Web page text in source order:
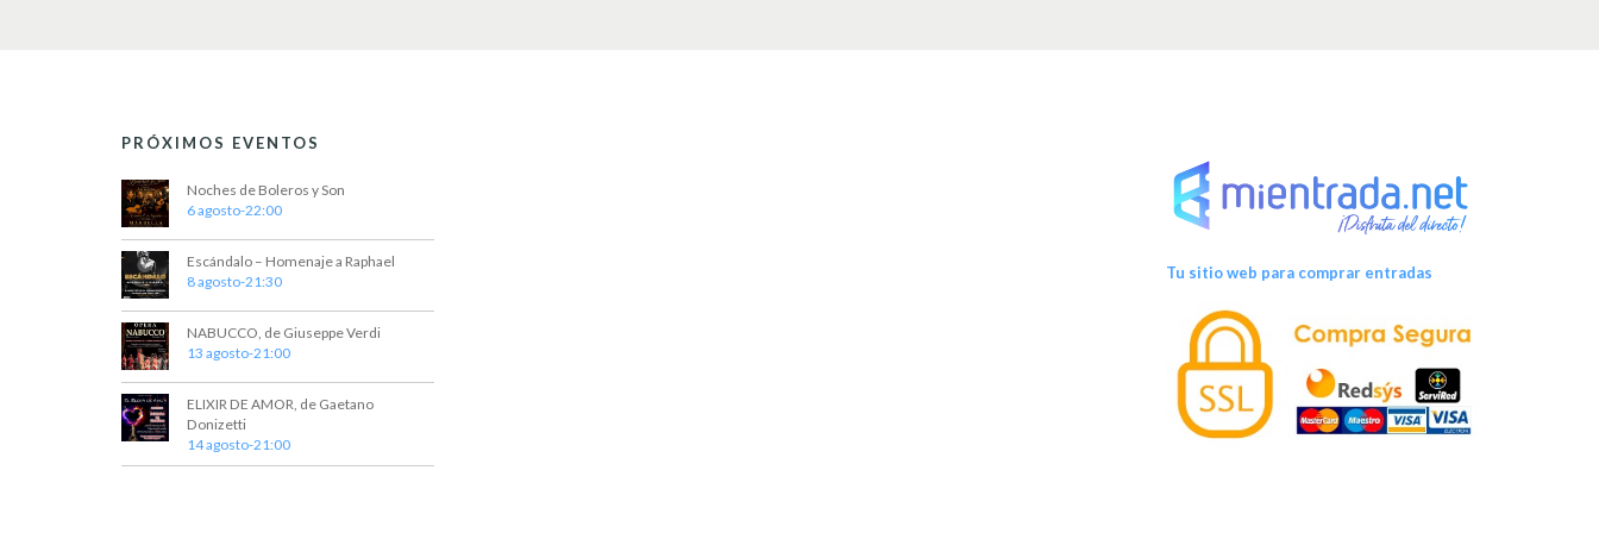
PRÓXIMOS EVENTOS
Noches de Boleros y Son
6 agosto-22:00
Escándalo – Homenaje a Raphael
8 agosto-21:30
NABUCCO, de Giuseppe Verdi
13 agosto-21:00
ELIXIR DE AMOR, de Gaetano
Donizetti
14 agosto-21:00
Tu sitio web para comprar entradas